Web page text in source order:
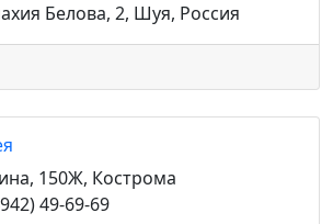
Белова, 2, Шуя, Россия
150Ж, Кострома
49-69-69